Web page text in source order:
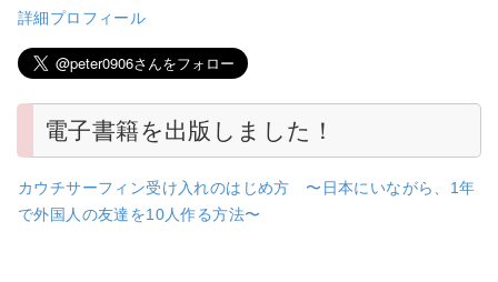
詳細プロフィール
電子書籍を出版しました！
カウチサーフィン受け入れのはじめ方 〜日本にいながら、1年
で外国人の友達を10人作る方法〜